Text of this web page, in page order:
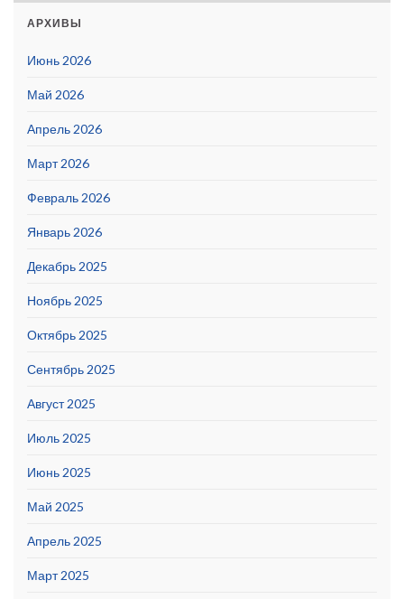
АРХИВЫ
Июнь 2026
Май 2026
Апрель 2026
Март 2026
Февраль 2026
Январь 2026
Декабрь 2025
Ноябрь 2025
Октябрь 2025
Сентябрь 2025
Август 2025
Июль 2025
Июнь 2025
Май 2025
Апрель 2025
Март 2025